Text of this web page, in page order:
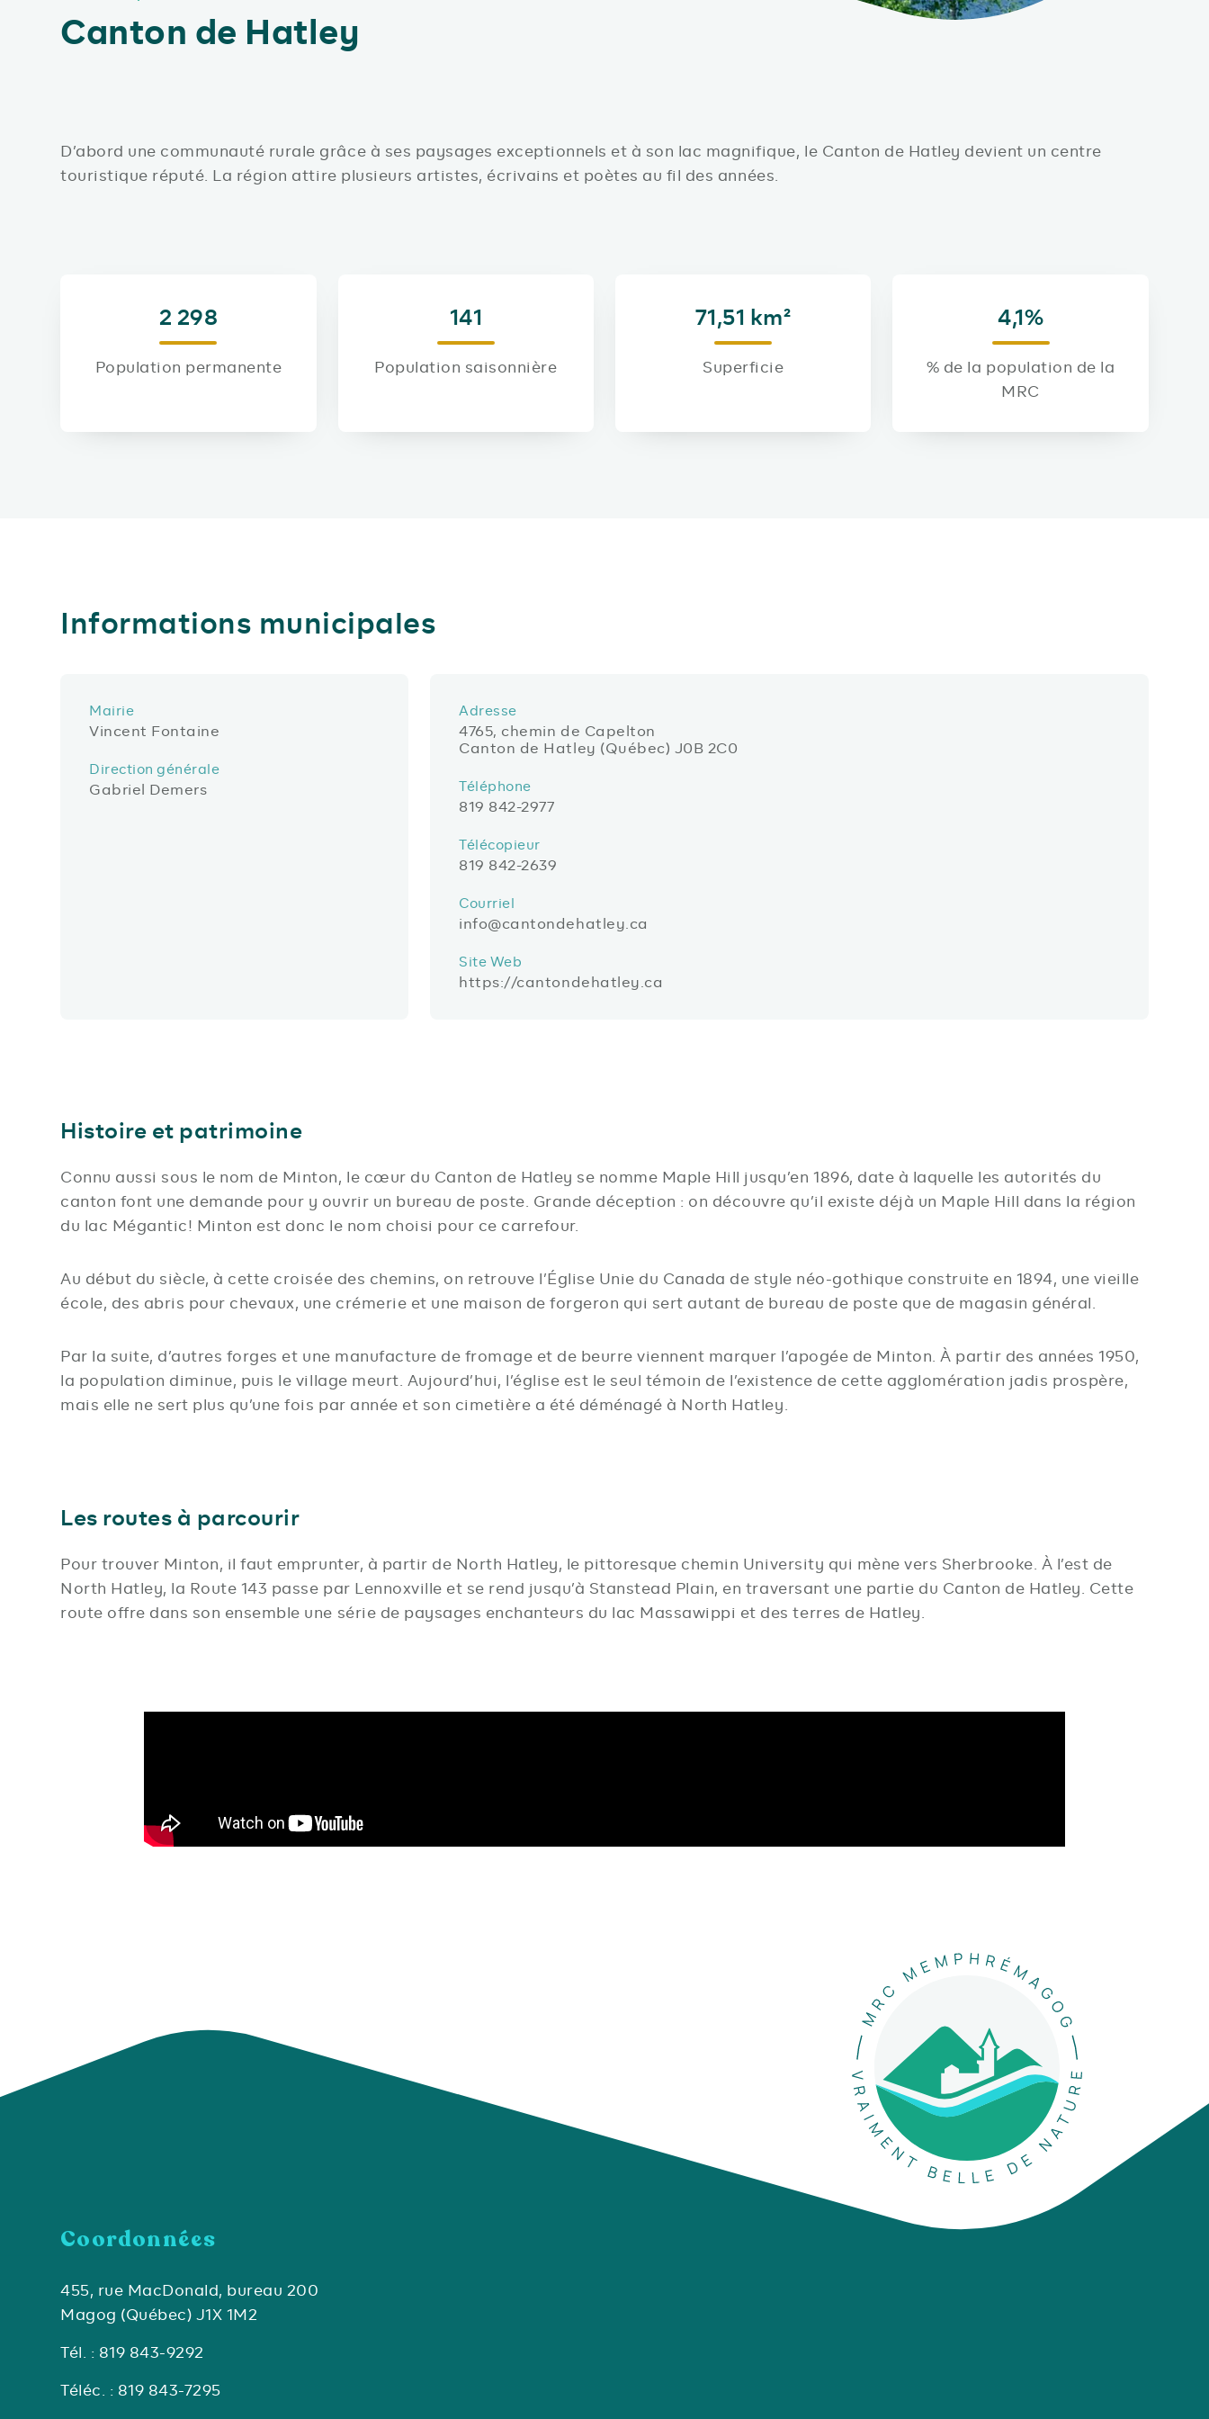
Canton de Hatley
D’abord une communauté rurale grâce à ses paysages exceptionnels et à son lac magnifique, le Canton de Hatley devient un centre
touristique réputé. La région attire plusieurs artistes, écrivains et poètes au fil des années.
2 298
Population permanente
141
Population saisonnière
71,51 km²
Superficie
4,1%
% de la population de la
MRC
Informations municipales
Mairie
Vincent Fontaine
Direction générale
Gabriel Demers
Adresse
4765, chemin de Capelton
Canton de Hatley (Québec) J0B 2C0
Téléphone
819 842-2977
Télécopieur
819 842-2639
Courriel
info@cantondehatley.ca
Site Web
https://cantondehatley.ca
Histoire et patrimoine
Connu aussi sous le nom de Minton, le cœur du Canton de Hatley se nomme Maple Hill jusqu’en 1896, date à laquelle les autorités du
canton font une demande pour y ouvrir un bureau de poste. Grande déception : on découvre qu’il existe déjà un Maple Hill dans la région
du lac Mégantic! Minton est donc le nom choisi pour ce carrefour.
Au début du siècle, à cette croisée des chemins, on retrouve l’Église Unie du Canada de style néo-gothique construite en 1894, une vieille
école, des abris pour chevaux, une crémerie et une maison de forgeron qui sert autant de bureau de poste que de magasin général.
Par la suite, d’autres forges et une manufacture de fromage et de beurre viennent marquer l’apogée de Minton. À partir des années 1950,
la population diminue, puis le village meurt. Aujourd’hui, l’église est le seul témoin de l’existence de cette agglomération jadis prospère,
mais elle ne sert plus qu’une fois par année et son cimetière a été déménagé à North Hatley.
Les routes à parcourir
Pour trouver Minton, il faut emprunter, à partir de North Hatley, le pittoresque chemin University qui mène vers Sherbrooke. À l’est de
North Hatley, la Route 143 passe par Lennoxville et se rend jusqu’à Stanstead Plain, en traversant une partie du Canton de Hatley. Cette
route offre dans son ensemble une série de paysages enchanteurs du lac Massawippi et des terres de Hatley.
Coordonnées
455, rue MacDonald, bureau 200
Magog (Québec) J1X 1M2
Tél. : 819 843-9292
Téléc. : 819 843-7295